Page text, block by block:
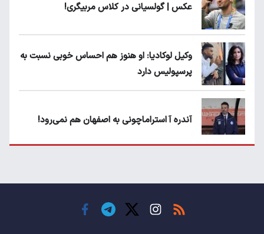
عکس | گولسیانی در کلاس مربیگری!
وکیل لوکادیا: او هنوز هم احساس خوبی نسبت به
پرسپولیس دارد
آندره آ استراماچونی به اصفهان هم نمی‌رود!
حسن روی هوا!